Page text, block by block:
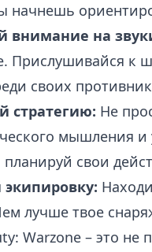
начнешь
внимание на
Прислушивайся к
своих
стратегию: Не
мышления
свои
лучше твое
Warzone – это